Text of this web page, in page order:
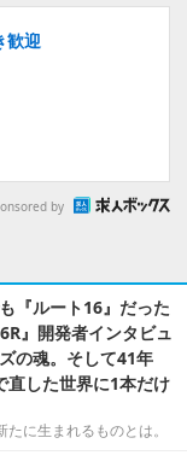
歓迎
by
『ルート16』だった
』開発者インタビュ
の魂。そして41年
直した世界に1本だけ
に生まれるものとは。